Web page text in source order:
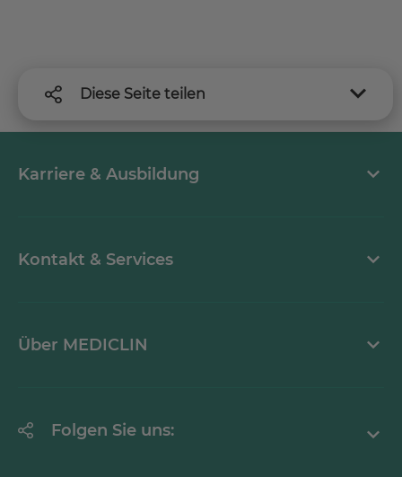
Diese Seite teilen
Karriere & Ausbildung
Kontakt & Services
Über MEDICLIN
Folgen Sie uns: